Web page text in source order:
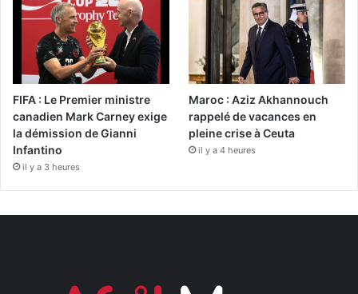
FIFA : Le Premier ministre
canadien Mark Carney exige
la démission de Gianni
Infantino
il y a 3 heures
Maroc : Aziz Akhannouch
rappelé de vacances en
pleine crise à Ceuta
il y a 4 heures